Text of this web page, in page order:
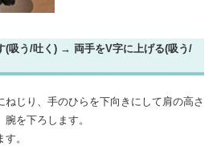
(吸う/吐く) → 両手をV字に上げる(吸う/
じり、手のひらを下向きにして肩の高さ
を下ろします。
。